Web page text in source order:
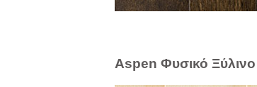
Aspen Φυσικό